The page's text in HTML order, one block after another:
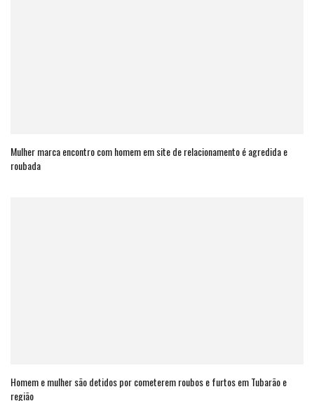
Mulher marca encontro com homem em site de relacionamento é agredida e
roubada
Homem e mulher são detidos por cometerem roubos e furtos em Tubarão e
região